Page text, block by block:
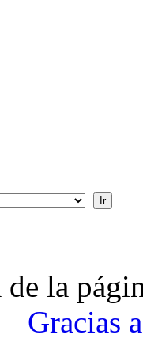
la
Gracias a